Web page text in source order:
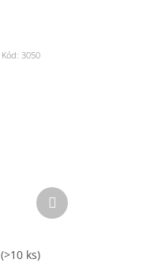
(>10 ks)
Kód: 3050
Ďalší
produkt